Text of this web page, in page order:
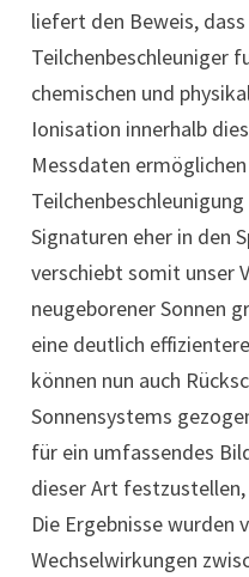
liefert den Beweis,
Teilchenbeschleuniger
chemischen und
Ionisation innerhalb
Messdaten
Signaturen eher in den
verschiebt somit unser
neugeborener Sonnen
eine deutlich
können nun auch
Sonnensystems
für ein umfassendes
dieser Art
Die Ergebnisse
Wechselwirkungen